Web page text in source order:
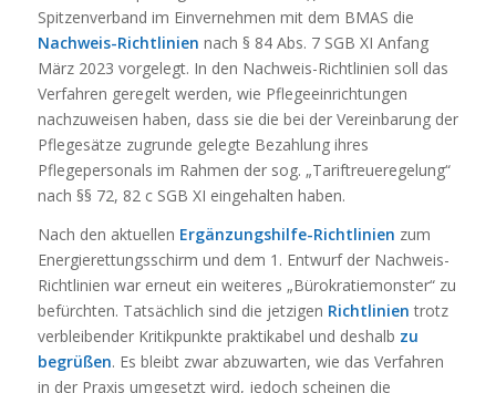
Spitzenverband im Einvernehmen mit dem BMAS die
Nachweis-Richtlinien nach § 84 Abs. 7 SGB XI Anfang
März 2023 vorgelegt. In den Nachweis-Richtlinien soll das
Verfahren geregelt werden, wie Pflegeeinrichtungen
nachzuweisen haben, dass sie die bei der Vereinbarung der
Pflegesätze zugrunde gelegte Bezahlung ihres
Pflegepersonals im Rahmen der sog. „Tariftreueregelung“
nach §§ 72, 82 c SGB XI eingehalten haben.
Nach den aktuellen Ergänzungshilfe-Richtlinien zum
Energierettungsschirm und dem 1. Entwurf der Nachweis-
Richtlinien war erneut ein weiteres „Bürokratiemonster“ zu
befürchten. Tatsächlich sind die jetzigen Richtlinien trotz
verbleibender Kritikpunkte praktikabel und deshalb zu
begrüßen. Es bleibt zwar abzuwarten, wie das Verfahren
in der Praxis umgesetzt wird, jedoch scheinen die